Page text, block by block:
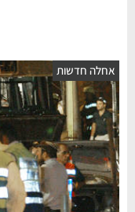
אחלה חדשות